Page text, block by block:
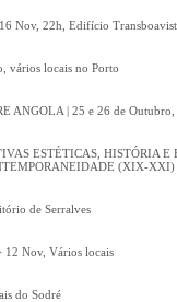
Nov, 22h, Edifício
vários locais no Porto
ANGOLA | 25 e 26 de
ESTÉTICAS, HISTÓRIA
(XIX-XXI)
de Serralves
12 Nov, Vários locais
do Sodré